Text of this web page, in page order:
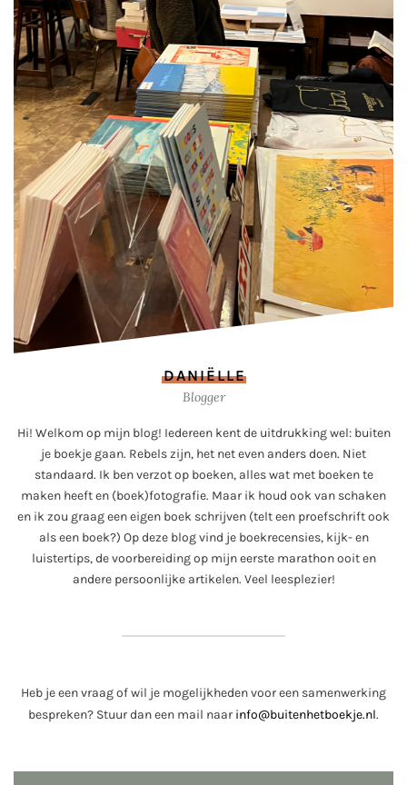
DANIËLLE
Blogger
Hi! Welkom op mijn blog! Iedereen kent de uitdrukking wel: buiten
je boekje gaan. Rebels zijn, het net even anders doen. Niet
standaard. Ik ben verzot op boeken, alles wat met boeken te
maken heeft en (boek)fotografie. Maar ik houd ook van schaken
en ik zou graag een eigen boek schrijven (telt een proefschrift ook
als een boek?) Op deze blog vind je boekrecensies, kijk- en
luistertips, de voorbereiding op mijn eerste marathon ooit en
andere persoonlijke artikelen. Veel leesplezier!
Heb je een vraag of wil je mogelijkheden voor een samenwerking
bespreken? Stuur dan een mail naar info@buitenhetboekje.nl.